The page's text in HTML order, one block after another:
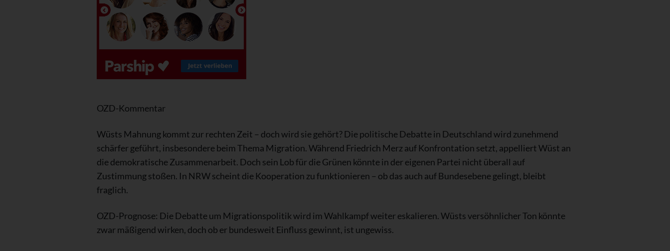
OZD-Kommentar
Wüsts Mahnung kommt zur rechten Zeit – doch wird sie gehört? Die politische Debatte in Deutschland wird zunehmend
schärfer geführt, insbesondere beim Thema Migration. Während Friedrich Merz auf Konfrontation setzt, appelliert Wüst an
die demokratische Zusammenarbeit. Doch sein Lob für die Grünen könnte in der eigenen Partei nicht überall auf
Zustimmung stoßen. In NRW scheint die Kooperation zu funktionieren – ob das auch auf Bundesebene gelingt, bleibt
fraglich.
OZD-Prognose: Die Debatte um Migrationspolitik wird im Wahlkampf weiter eskalieren. Wüsts versöhnlicher Ton könnte
zwar mäßigend wirken, doch ob er bundesweit Einfluss gewinnt, ist ungewiss.